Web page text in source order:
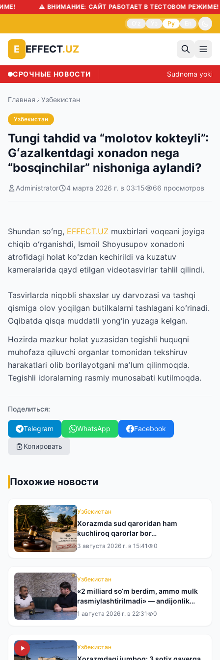
⚠️ ВНИМАНИЕ: САЙТ РАБОТАЕТ В ТЕСТОВОМ РЕЖИМЕ!
Ру
E EFFECT.UZ
СРОЧНЫЕ НОВОСТИ Sudnoma yoki
Главная Узбекистан
Узбекистан
Tungi tahdid va “molotov kokteyli”:
Gʻazalkentdagi xonadon nega
“bosqinchilar” nishoniga aylandi?
Administrator 4 марта 2026 г. в 03:15 66 просмотров
Shundan soʻng, EFFECT.UZ muxbirlari voqeani joyiga
chiqib oʻrganishdi, Ismoil Shoyusupov xonadoni
atrofidagi holat koʻzdan kechirildi va kuzatuv
kameralarida qayd etilgan videotasvirlar tahlil qilindi.
Tasvirlarda niqobli shaxslar uy darvozasi va tashqi
qismiga olov yoqilgan butilkalarni tashlagani koʻrinadi.
Oqibatda qisqa muddatli yongʻin yuzaga kelgan.
Hozirda mazkur holat yuzasidan tegishli huquqni
muhofaza qiluvchi organlar tomonidan tekshiruv
harakatlari olib borilayotgani maʼlum qilinmoqda.
Tegishli idoralarning rasmiy munosabati kutilmoqda.
Поделиться:
Telegram WhatsApp Facebook
Копировать
Похожие новости
Узбекистан
Xorazmda sud qaroridan ham
kuchliroq qarorlar bor…
3 августа 2026 г. в 15:41 0
Узбекистан
«2 milliard so‘m berdim, ammo mulk
rasmiylashtirilmadi» — andijonlik
tadbirkor tergovdan norozi
1 августа 2026 г. в 22:31 0
Узбекистан